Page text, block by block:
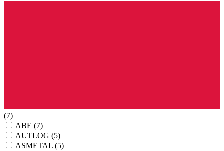
(7)
ABE (7)
AUTLOG (5)
ASMETAL (5)